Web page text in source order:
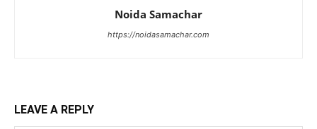
Noida Samachar
https://noidasamachar.com
LEAVE A REPLY